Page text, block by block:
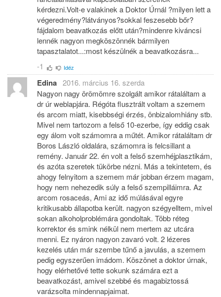
kérdezni.Volt-e valakinek a Doktor Úrnál ?milyen lett a
végeredmény?látványos?sokkal feszesebb bőr?
fájdalom beavatkozás előtt után?mindenre kiváncsi
lennék nagyon megköszönnék bármilyen
tapasztalatot...:most készülnék a beavatkozásra...
-1
Idéz
Edina 2016. március 16. szerda
Nagyon nagy örömömre szolgált amikor rátaláltam a
dr úr weblapjára. Régóta flusztrált voltam a szemem
és arcom miatt, kisebbségi érzés, önbizalomhiány stb.
Mivel nem tartozom a felső 10-ezerbe, így eddig csak
egy álom volt számomra a műtét. Amikor rátaláltam dr
Boros László oldalára, számomra is felcsillant a
remény. Január 22. én volt a felső szemhéjplasztikám,
és azóta szeretek tükörbe nézni. Más a tekintetem, és
ahogy felnyitom a szemem már jobban érzem magam,
hogy nem nehezedik súly a felső szempilláimra. Az
arcom rosaceás, Ami az idő múlásával egyre
kritikusabb állapotba került. nagyon szégyelltem, mivel
sokan alkoholproblémára gondoltak. Több réteg
korrektor és smink nélkül nem mertem az utcára
menni. Ez nyáron nagyon zavaró volt. 2 lézeres
kezelés után már szembe tűnő a javulás, a szemem
pedig egyszerűen imádom. Köszönet a doktor úrnak,
hogy elérhetővé tette sokunk számára ezt a
beavatkozást, amivel szebbé és magabiztossá
varázsolta mindennapjaimat.